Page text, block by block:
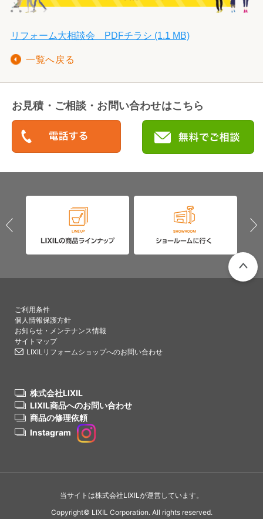
リフォーム大相談会 PDFチラシ (1.1 MB)
一覧へ戻る
お見積・ご相談・お問い合わせはこちら
ご利用条件
個人情報保護方針
お知らせ・メンテナンス情報
サイトマップ
LIXILリフォームショップへのお問い合わせ
株式会社LIXIL
LIXIL商品へのお問い合わせ
商品の修理依頼
Instagram
当サイトは株式会社LIXILが運営しています。
Copyright© LIXIL Corporation. All rights reserved.